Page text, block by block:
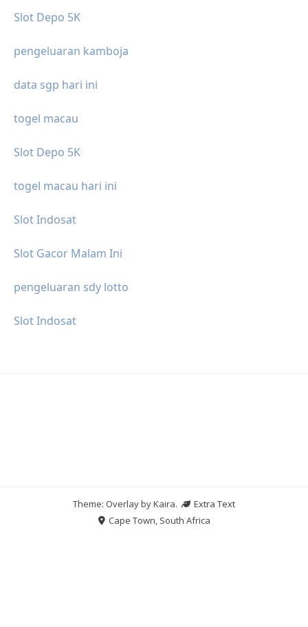
Slot Depo 5K
pengeluaran kamboja
data sgp hari ini
togel macau
Slot Depo 5K
togel macau hari ini
Slot Indosat
Slot Gacor Malam Ini
pengeluaran sdy lotto
Slot Indosat
Theme: Overlay byKaira.
Extra Text
Cape Town, South Africa